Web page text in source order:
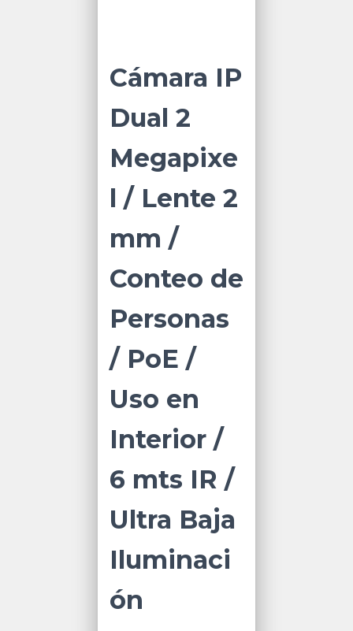
Cámara IP
Dual 2
Megapixe
l / Lente 2
mm /
Conteo de
Personas
/ PoE /
Uso en
Interior /
6 mts IR /
Ultra Baja
Iluminaci
ón